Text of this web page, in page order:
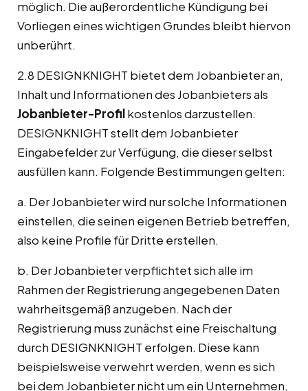
möglich. Die außerordentliche Kündigung bei
Vorliegen eines wichtigen Grundes bleibt hiervon
unberührt.
2.8 DESIGNKNIGHT bietet dem Jobanbieter an,
Inhalt und Informationen des Jobanbieters als
Jobanbieter-Profilkostenlos darzustellen.
DESIGNKNIGHT stellt dem Jobanbieter
Eingabefelder zur Verfügung, die dieser selbst
ausfüllen kann. Folgende Bestimmungen gelten:
a. Der Jobanbieter wird nur solche Informationen
einstellen, die seinen eigenen Betrieb betreffen,
also keine Profile für Dritte erstellen.
b. Der Jobanbieter verpflichtet sich alle im
Rahmen der Registrierung angegebenen Daten
wahrheitsgemäß anzugeben. Nach der
Registrierung muss zunächst eine Freischaltung
durch DESIGNKNIGHT erfolgen. Diese kann
beispielsweise verwehrt werden, wenn es sich
bei dem Jobanbieter nicht um ein Unternehmen,